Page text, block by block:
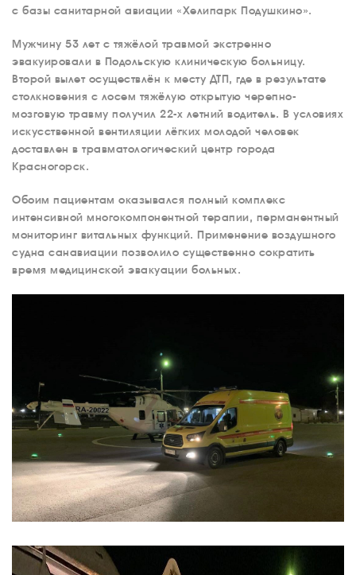
с базы санитарной авиации «Хелипарк Подушкино».
Мужчину 53 лет с тяжёлой травмой экстренно
эвакуировали в Подольскую клиническую больницу.
Второй вылет осуществлён к месту ДТП, где в результате
столкновения с лосем тяжёлую открытую черепно-
мозговую травму получил 22-х летний водитель. В условиях
искусственной вентиляции лёгких молодой человек
доставлен в травматологический центр города
Красногорск.
Обоим пациентам оказывался полный комплекс
интенсивной многокомпонентной терапии, перманентный
мониторинг витальных функций. Применение воздушного
судна санавиации позволило существенно сократить
время медицинской эвакуации больных.